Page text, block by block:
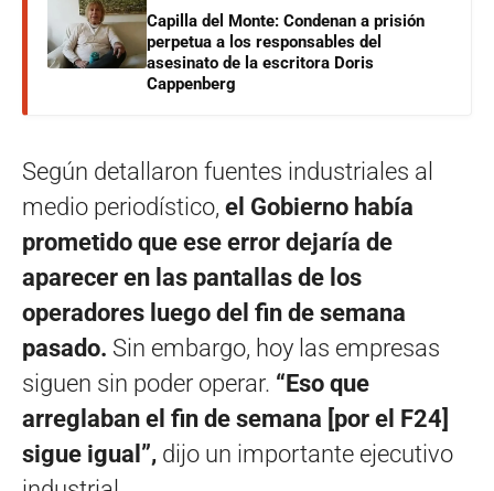
Capilla del Monte: Condenan a prisión
perpetua a los responsables del
asesinato de la escritora Doris
Cappenberg
Según detallaron fuentes industriales al
medio periodístico, el Gobierno había
prometido que ese error dejaría de
aparecer en las pantallas de los
operadores luego del fin de semana
pasado. Sin embargo, hoy las empresas
siguen sin poder operar. “Eso que
arreglaban el fin de semana [por el F24]
sigue igual”, dijo un importante ejecutivo